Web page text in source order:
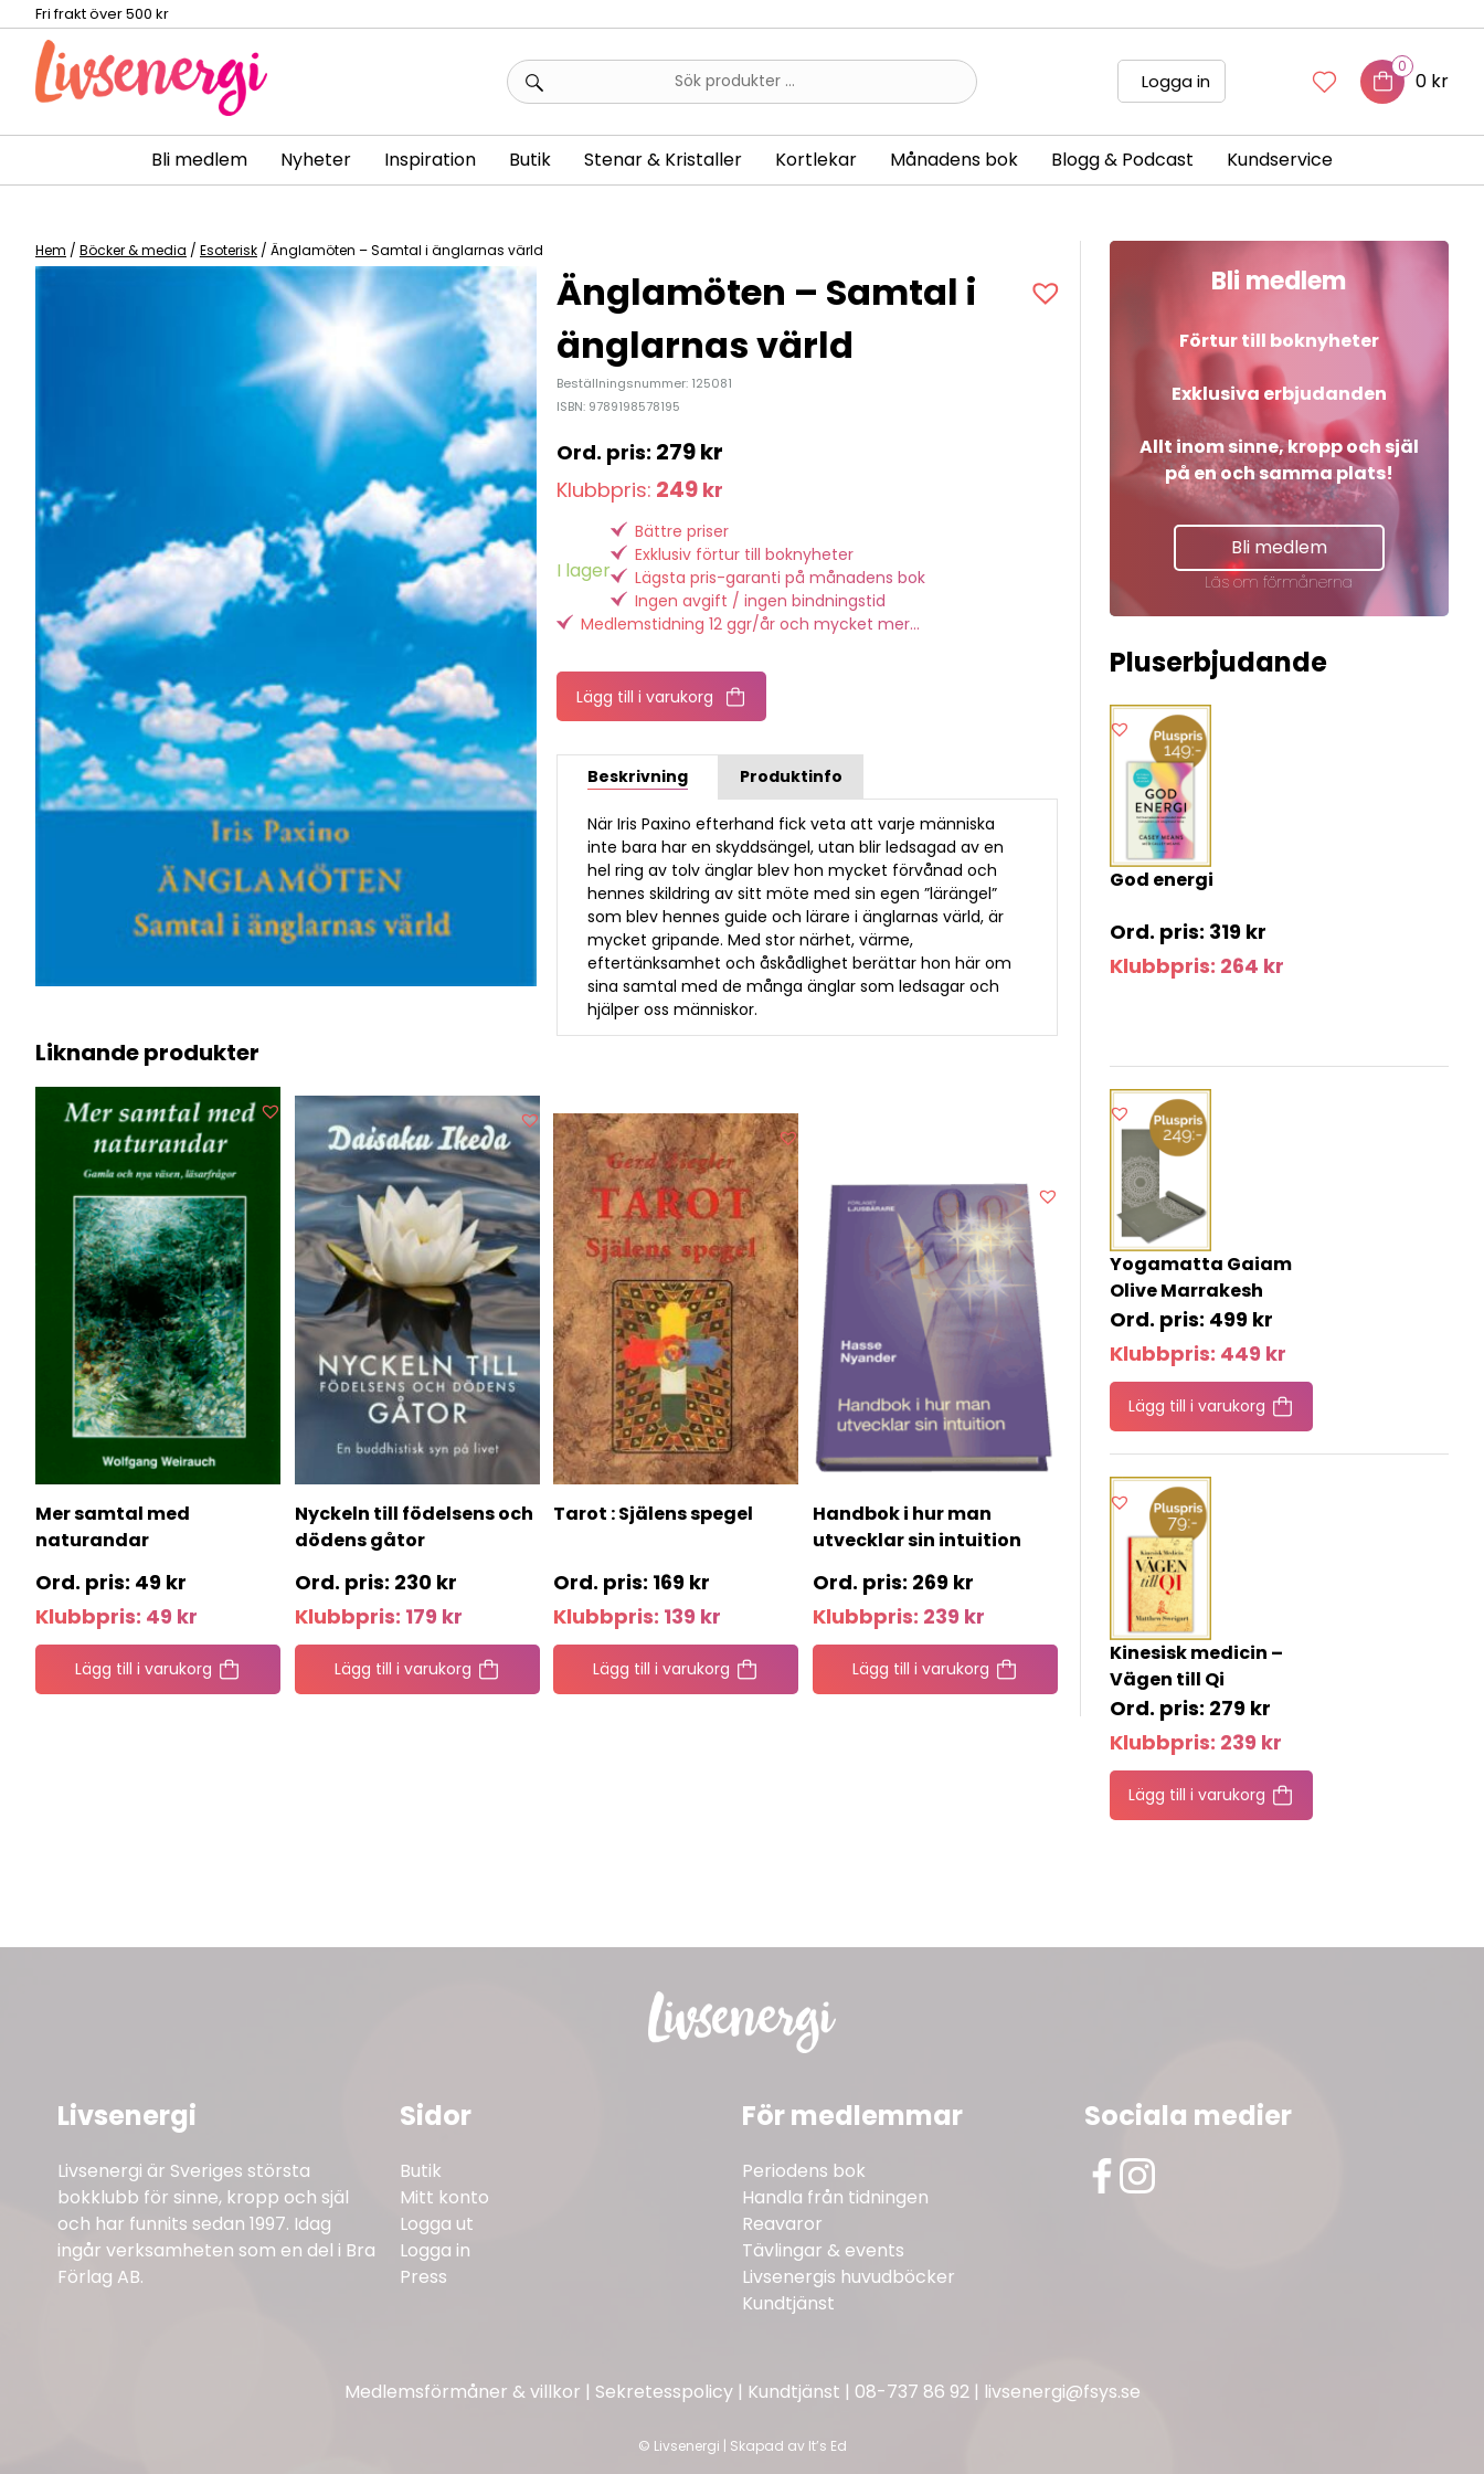
content
Fri frakt över 500 kr
Sök
efter:
Logga in
0
0 kr
Bli medlem Nyheter Inspiration Butik Stenar & Kristaller Kortlekar Månadens bok Blogg & Podcast Kundservice
Hem / Böcker & media / Esoterisk / Änglamöten – Samtal i änglarnas värld
Änglamöten – Samtal i
änglarnas värld
Beställningsnummer: 125081
ISBN: 9789198578195
279kr
Klubbpris: 249 kr
I lager
Bättre priser
Exklusiv förtur till boknyheter
Lägsta pris-garanti på månadens bok
Ingen avgift / ingen bindningstid
Medlemstidning 12 ggr/år och mycket mer...
Lägg till i varukorg
Beskrivning Produktinfo
När Iris Paxino efterhand fick veta att varje människa
inte bara har en skyddsängel, utan blir ledsagad av en
hel ring av tolv änglar blev hon mycket förvånad och
hennes skildring av sitt möte med sin egen ”lärängel”
som blev hennes guide och lärare i änglarnas värld, är
mycket gripande. Med stor närhet, värme,
eftertänksamhet och åskådlighet berättar hon här om
sina samtal med de många änglar som ledsagar och
hjälper oss människor.
Liknande produkter
Mer samtal med
naturandar
49 kr
Klubbpris: 49 kr
Lägg till i varukorg
Nyckeln till födelsens och
dödens gåtor
230 kr
Klubbpris: 179 kr
Lägg till i varukorg
Tarot : Själens spegel
169 kr
Klubbpris: 139 kr
Lägg till i varukorg
Handbok i hur man
utvecklar sin intuition
269 kr
Klubbpris: 239 kr
Lägg till i varukorg
Bli medlem
Förtur till boknyheter
Exklusiva erbjudanden
Allt inom sinne, kropp och själ
på en och samma plats!
Bli medlem
Läs om förmånerna
Pluserbjudande
God energi
319 kr
Klubbpris: 264 kr
Yogamatta Gaiam
Olive Marrakesh
499 kr
Klubbpris: 449 kr
Lägg till i varukorg
Kinesisk medicin –
Vägen till Qi
279 kr
Klubbpris: 239 kr
Lägg till i varukorg
Livsenergi
Livsenergi är Sveriges största
bokklubb för sinne, kropp och själ
och har funnits sedan 1997. Idag
ingår verksamheten som en del i Bra
Förlag AB.
Sidor
Butik
Mitt konto
Logga ut
Logga in
Press
För medlemmar
Periodens bok
Handla från tidningen
Reavaror
Tävlingar & events
Livsenergis huvudböcker
Kundtjänst
Sociala medier
Medlemsförmåner & villkor | Sekretesspolicy| Kundtjänst | 08-737 86 92| livsenergi@fsys.se
© Livsenergi | Skapad av It’s Ed